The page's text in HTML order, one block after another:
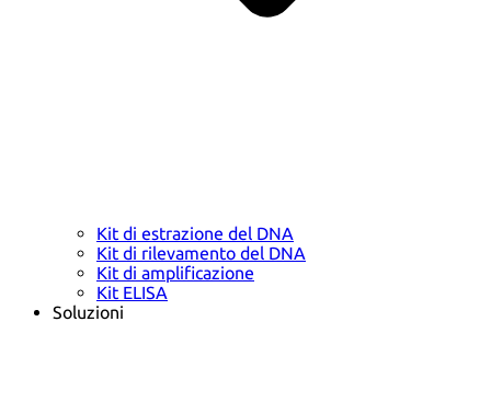
Kit di estrazione del DNA
Kit di rilevamento del DNA
Kit di amplificazione
Kit ELISA
Soluzioni